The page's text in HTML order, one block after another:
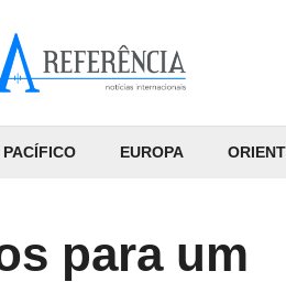
EUROPA
para um